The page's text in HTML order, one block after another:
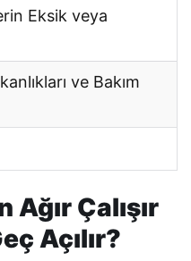
Eksik veya
ve Bakım
Çalışır
Açılır?